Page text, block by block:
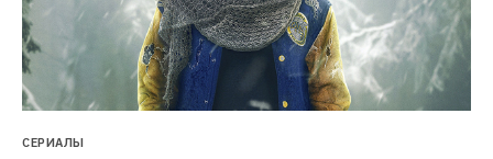
СЕРИАЛЫ